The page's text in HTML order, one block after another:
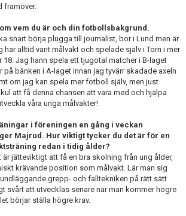
framöver.
vem du är och din fotbollsbakgrund.
snart börja plugga till journalist, bor i Lund men är
har alltid varit målvakt och spelade själv i Torn i mer
18. Jag hann spela ett tjugotal matcher i B-laget
på bänken i A-laget innan jag tyvärr skadade axeln
om jag kan spela mer fotboll själv, men just
att få denna chansen att vara med och hjälpa
våra unga målvakter!
i föreningen en gång i veckan
Majrud. Hur viktigt tycker du det är för en
redan i tidig ålder?
jätteviktigt att få en bra skolning från ung ålder,
krävande position som målvakt. Lär man sig
grepp- och falltekniken på rätt sätt
svårt att utvecklas senare när man kommer högre
börjar ställa högre krav.